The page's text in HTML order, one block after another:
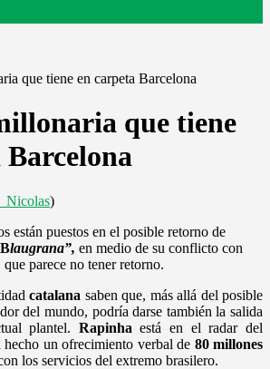
que tiene en carpeta Barcelona
que tiene
Barcelona
)
están puestos en el posible retorno de
Blaugrana”, en medio de su conflicto con
que parece no tener retorno.
catalana saben que, más allá del posible
del mundo, podría darse también la salida
plantel. Rapinha está en el radar del
hecho un ofrecimiento verbal de 80 millones
los servicios del extremo brasilero.